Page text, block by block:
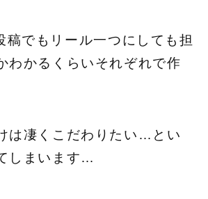
でもリール一つにしても担
わかるくらいそれぞれで作
は凄くこだわりたい…とい
しまいます…